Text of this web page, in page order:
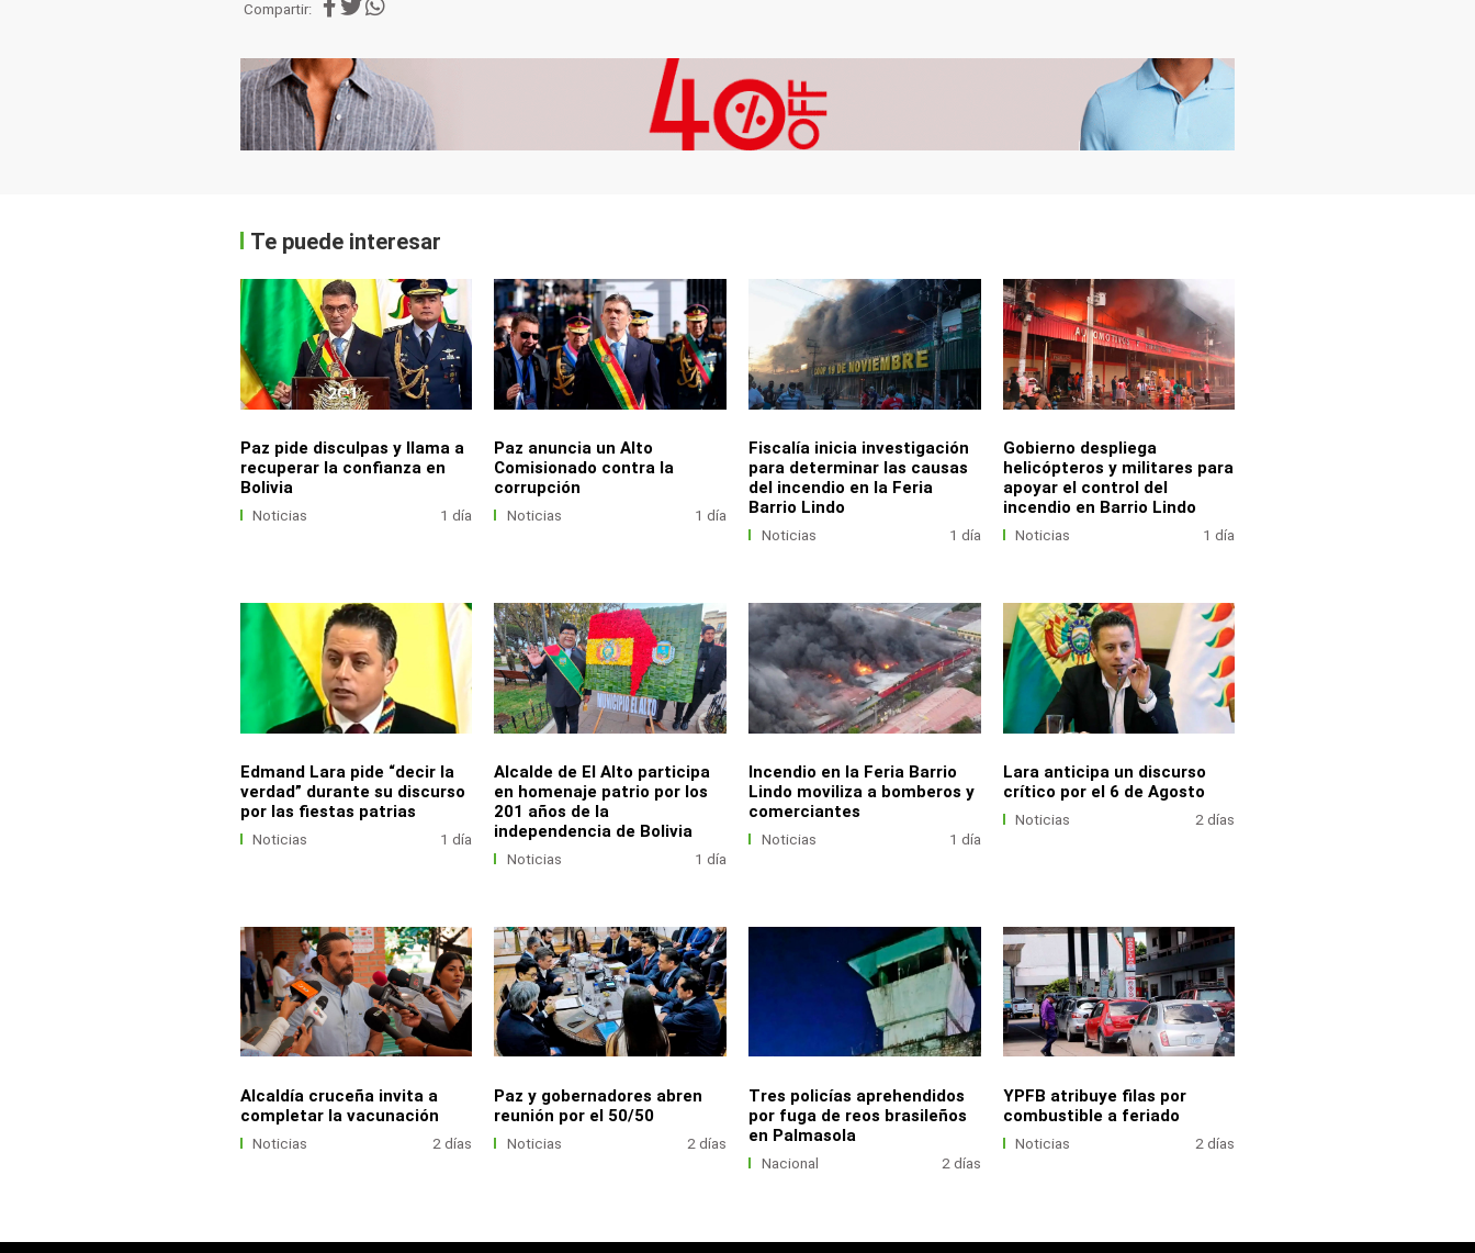
Compartir:
Te puede interesar
Paz pide disculpas y llama a
recuperar la confianza en
Bolivia
Noticias 1 día
Paz anuncia un Alto
Comisionado contra la
corrupción
Noticias 1 día
Fiscalía inicia investigación
para determinar las causas
del incendio en la Feria
Barrio Lindo
Noticias 1 día
Gobierno despliega
helicópteros y militares para
apoyar el control del
incendio en Barrio Lindo
Noticias 1 día
Edmand Lara pide “decir la
verdad” durante su discurso
por las fiestas patrias
Noticias 1 día
Alcalde de El Alto participa
en homenaje patrio por los
201 años de la
independencia de Bolivia
Noticias 1 día
Incendio en la Feria Barrio
Lindo moviliza a bomberos y
comerciantes
Noticias 1 día
Lara anticipa un discurso
crítico por el 6 de Agosto
Noticias 2 días
Alcaldía cruceña invita a
completar la vacunación
Noticias 2 días
Paz y gobernadores abren
reunión por el 50/50
Noticias 2 días
Tres policías aprehendidos
por fuga de reos brasileños
en Palmasola
Nacional 2 días
YPFB atribuye filas por
combustible a feriado
Noticias 2 días